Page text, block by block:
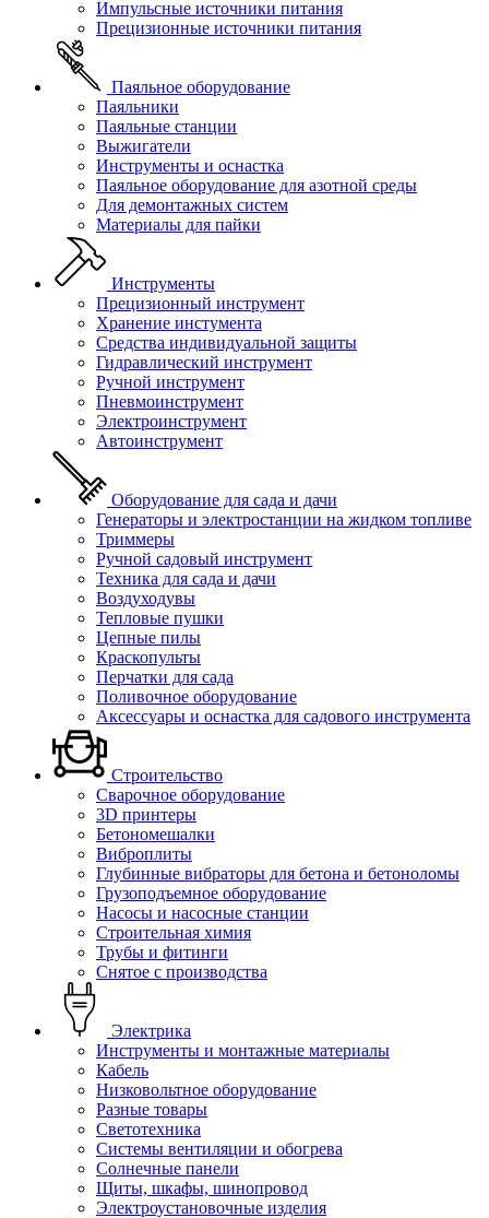
Импульсные источники питания
Прецизионные источники питания
Паяльное оборудование
Паяльники
Паяльные станции
Выжигатели
Инструменты и оснастка
Паяльное оборудование для азотной среды
Для демонтажных систем
Материалы для пайки
Инструменты
Прецизионный инструмент
Хранение инстумента
Средства индивидуальной защиты
Гидравлический инструмент
Ручной инструмент
Пневмоинструмент
Электроинструмент
Автоинструмент
Оборудование для сада и дачи
Генераторы и электростанции на жидком топливе
Триммеры
Ручной садовый инструмент
Техника для сада и дачи
Воздуходувы
Тепловые пушки
Цепные пилы
Краскопульты
Перчатки для сада
Поливочное оборудование
Аксессуары и оснастка для садового инструмента
Строительство
Сварочное оборудование
3D принтеры
Бетономешалки
Виброплиты
Глубинные вибраторы для бетона и бетоноломы
Грузоподъемное оборудование
Насосы и насосные станции
Строительная химия
Трубы и фитинги
Снятое с производства
Электрика
Инструменты и монтажные материалы
Кабель
Низковольтное оборудование
Разные товары
Светотехника
Системы вентиляции и обогрева
Солнечные панели
Щиты, шкафы, шинопровод
Электроустановочные изделия